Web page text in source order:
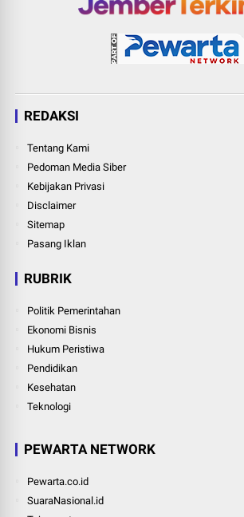
REDAKSI
Tentang Kami
Pedoman Media Siber
Kebijakan Privasi
Disclaimer
Sitemap
Pasang Iklan
RUBRIK
Politik Pemerintahan
Ekonomi Bisnis
Hukum Peristiwa
Pendidikan
Kesehatan
Teknologi
PEWARTA NETWORK
Pewarta.co.id
SuaraNasional.id